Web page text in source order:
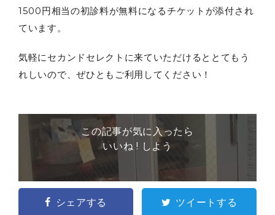
1500円相当の初診料が無料になるチケットが添付され
ています。
気軽にセカンドセレクトに来ていただけるととてもう
れしいので、ぜひともご利用してください！
この記事が気に入ったら
いいね ! しよう
シェアする ツイートする